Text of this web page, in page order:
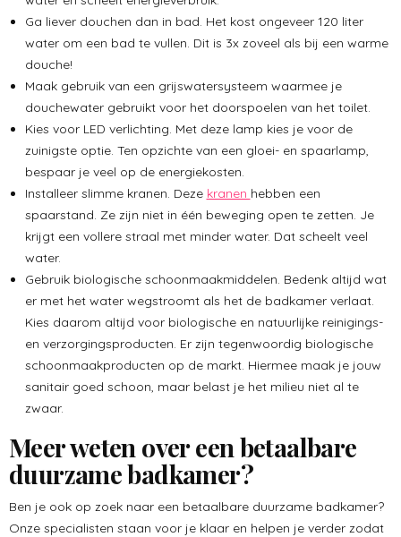
Ga liever douchen dan in bad. Het kost ongeveer 120 liter
water om een bad te vullen. Dit is 3x zoveel als bij een warme
douche!
Maak gebruik van een grijswatersysteem waarmee je
douchewater gebruikt voor het doorspoelen van het toilet.
Kies voor LED verlichting. Met deze lamp kies je voor de
zuinigste optie. Ten opzichte van een gloei- en spaarlamp,
bespaar je veel op de energiekosten.
Installeer slimme kranen. Deze kranen hebben een
spaarstand. Ze zijn niet in één beweging open te zetten. Je
krijgt een vollere straal met minder water. Dat scheelt veel
water.
Gebruik biologische schoonmaakmiddelen. Bedenk altijd wat
er met het water wegstroomt als het de badkamer verlaat.
Kies daarom altijd voor biologische en natuurlijke reinigings-
en verzorgingsproducten. Er zijn tegenwoordig biologische
schoonmaakproducten op de markt. Hiermee maak je jouw
sanitair goed schoon, maar belast je het milieu niet al te
zwaar.
Meer weten over een betaalbare
duurzame badkamer?
Ben je ook op zoek naar een betaalbare duurzame badkamer?
Onze specialisten staan voor je klaar en helpen je verder zodat